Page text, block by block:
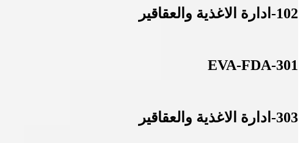
102-ادارة الاغذية والعقاقير
301-EVA-FDA
303-ادارة الاغذية والعقاقير